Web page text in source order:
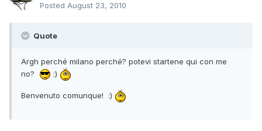
Posted August 23, 2010
Quote
Argh perché milano perché? potevi startene qui con me
no?
:)
Benvenuto comunque! :)